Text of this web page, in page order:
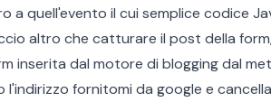
a quell'evento il cui semplice codice
altro che catturare il post della
inserita dal motore di blogging dal
l'indirizzo fornitomi da google e